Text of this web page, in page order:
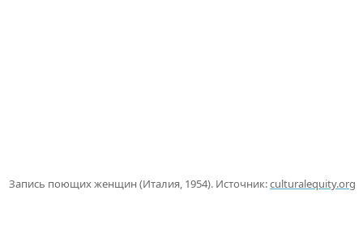
Запись поющих женщин (Италия, 1954). Источник:culturalequity.org